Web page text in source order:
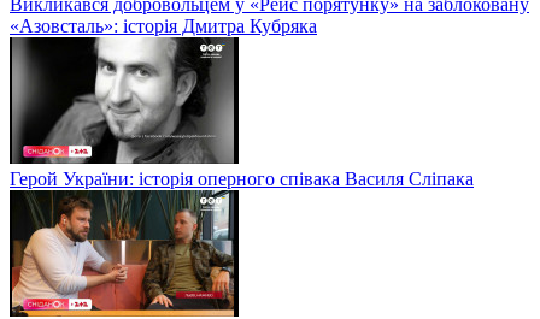
«Азовсталь»: історія Дмитра Кубряка
Герой України: історія оперного співака Василя Сліпака